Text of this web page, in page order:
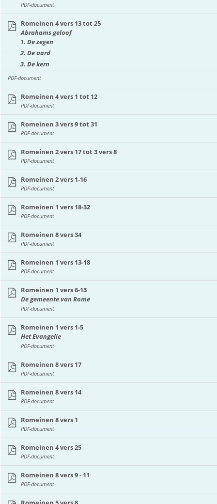
PDF-document
Romeinen 4 vers 13 tot 25
Abrahams geloof
De zegen
De aard
De kern
PDF-document
Romeinen 4 vers 1 tot 12
PDF-document
Romeinen 3 vers 9 tot 31
PDF-document
Romeinen 2 vers 17 tot 3 vers 8
PDF-document
Romeinen 2 vers 1-16
PDF-document
Romeinen 1 vers 18-32
PDF-document
Romeinen 8 vers 34
PDF-document
Romeinen 1 vers 13-18
PDF-document
Romeinen 1 vers 6-13
De gemeente van Rome
PDF-document
Romeinen 1 vers 1-5
Het Evangelie
PDF-document
Romeinen 8 vers 17
PDF-document
Romeinen 8 vers 14
PDF-document
Romeinen 8 vers 1
PDF-document
Romeinen 4 vers 25
PDF-document
Romeinen 8 vers 9 - 11
PDF-document